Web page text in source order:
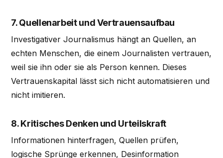
7. Quellenarbeit und Vertrauensaufbau
Investigativer Journalismus hängt an Quellen, an
echten Menschen, die einem Journalisten vertrauen,
weil sie ihn oder sie als Person kennen. Dieses
Vertrauenskapital lässt sich nicht automatisieren und
nicht imitieren.
8. Kritisches Denken und Urteilskraft
Informationen hinterfragen, Quellen prüfen,
logische Sprünge erkennen, Desinformation